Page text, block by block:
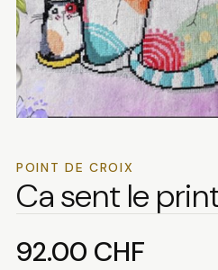
POINT DE CROIX
Ca sent le
92.00 CHF